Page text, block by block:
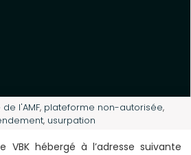
l'AMF, plateforme non-autorisée,
, usurpation
VBK hébergé à l’adresse suivante